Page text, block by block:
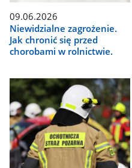
09.06.2026
Niewidzialne zagrożenie.
Jak chronić się przed
chorobami w rolnictwie.